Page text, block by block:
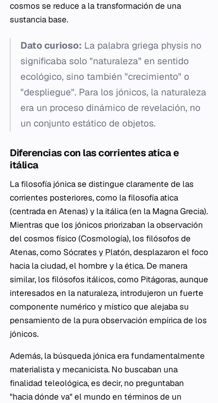
cosmos se reduce a la transformación de una
sustancia base.
Dato curioso: La palabra griega physis no
significaba solo "naturaleza" en sentido
ecológico, sino también "crecimiento" o
"despliegue". Para los jónicos, la naturaleza
era un proceso dinámico de revelación, no
un conjunto estático de objetos.
Diferencias con las corrientes atica e
itálica
La filosofía jónica se distingue claramente de las
corrientes posteriores, como la filosofía atica
(centrada en Atenas) y la itálica (en la Magna Grecia).
Mientras que los jónicos priorizaban la observación
del cosmos físico (Cosmología), los filósofos de
Atenas, como Sócrates y Platón, desplazaron el foco
hacia la ciudad, el hombre y laética. De manera
similar, los filósofos itálicos, como Pitágoras, aunque
interesados en la naturaleza, introdujeron un fuerte
componente numérico y místico que alejaba su
pensamiento de la pura observación empírica de los
jónicos.
Además, la búsqueda jónica era fundamentalmente
materialista y mecanicista. No buscaban una
finalidad teleológica, es decir, no preguntaban
"hacia dónde va" el mundo en términos de un